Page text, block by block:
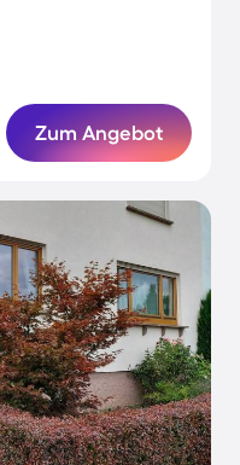
Zum Angebot